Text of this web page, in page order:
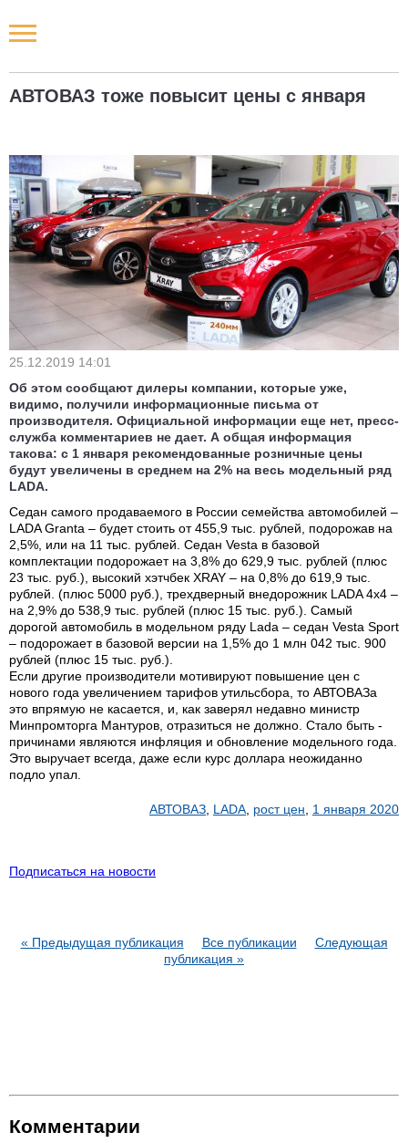
АВТОВАЗ тоже повысит цены с января
25.12.2019 14:01
Об этом сообщают дилеры компании, которые уже,
видимо, получили информационные письма от
производителя. Официальной информации еще нет, пресс-
служба комментариев не дает. А общая информация
такова: с 1 января рекомендованные розничные цены
будут увеличены в среднем на 2% на весь модельный ряд
LADA.
Седан самого продаваемого в России семейства автомобилей –
LADA Granta – будет стоить от 455,9 тыс. рублей, подорожав на
2,5%, или на 11 тыс. рублей. Седан Vesta в базовой
комплектации подорожает на 3,8% до 629,9 тыс. рублей (плюс
23 тыс. руб.), высокий хэтчбек XRAY – на 0,8% до 619,9 тыс.
рублей. (плюс 5000 руб.), трехдверный внедорожник LADA 4x4 –
на 2,9% до 538,9 тыс. рублей (плюс 15 тыс. руб.). Самый
дорогой автомобиль в модельном ряду Lada – седан Vesta Sport
– подорожает в базовой версии на 1,5% до 1 млн 042 тыс. 900
рублей (плюс 15 тыс. руб.).
Если другие производители мотивируют повышение цен с
нового года увеличением тарифов утильсбора, то АВТОВАЗа
это впрямую не касается, и, как заверял недавно министр
Минпромторга Мантуров, отразиться не должно. Стало быть -
причинами являются инфляция и обновление модельного года.
Это выручает всегда, даже если курс доллара неожиданно
подло упал.
АВТОВАЗ LADA рост цен 1 января 2020
Подписаться на новости
« Предыдущая публикация Все публикации
Следующая
публикация »
Комментарии
Новости РФ
Новости компаний
Наши мероприятия
Статьи